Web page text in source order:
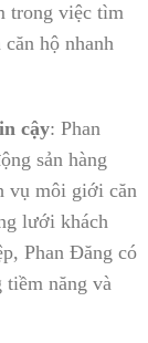
trong việc tìm
hộ nhanh
cậy: Phan
sản hàng
vụ môi giới căn
lưới khách
Phan Đăng có
tiềm năng và